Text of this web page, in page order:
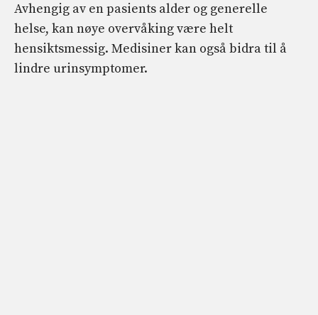
Avhengig av en pasients alder og generelle
helse, kan nøye overvåking være helt
hensiktsmessig. Medisiner kan også bidra til å
lindre urinsymptomer.